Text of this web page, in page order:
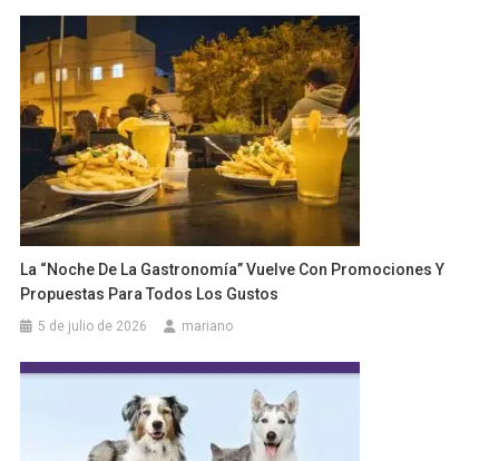
La “Noche De La Gastronomía” Vuelve Con Promociones Y
Propuestas Para Todos Los Gustos
5 de julio de 2026 mariano